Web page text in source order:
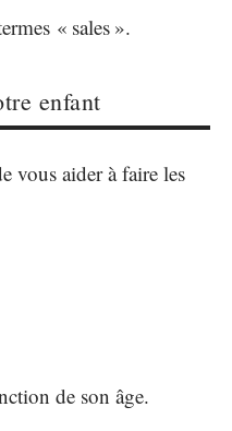
« sales ».
enfant
vous aider à faire les
de son âge.